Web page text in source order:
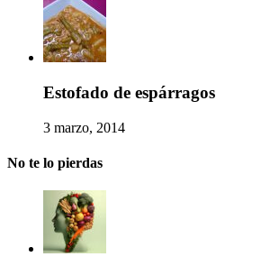
Estofado de espárragos
3 marzo, 2014
No te lo pierdas